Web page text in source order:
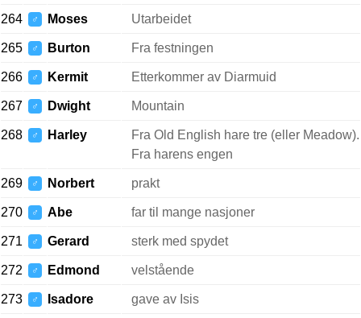
264 ♂ Moses Utarbeidet
265 ♂ Burton Fra festningen
266 ♂ Kermit Etterkommer av Diarmuid
267 ♂ Dwight Mountain
268 ♂ Harley
Fra Old English hare tre (eller Meadow).
Fra harens engen
269 ♂ Norbert prakt
270 ♂ Abe far til mange nasjoner
271 ♂ Gerard sterk med spydet
272 ♂ Edmond velstående
273 ♂ Isadore gave av Isis